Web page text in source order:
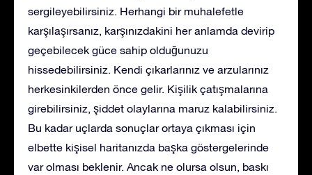
sergileyebilirsiniz. Herhangi bir muhalefetle
karşılaşırsanız, karşınızdakini her anlamda devirip
geçebilecek güce sahip olduğunuzu
hissedebilirsiniz. Kendi çıkarlarınız ve arzularınız
herkesinkilerden önce gelir. Kişilik çatışmalarına
girebilirsiniz, şiddet olaylarına maruz kalabilirsiniz.
Bu kadar uçlarda sonuçlar ortaya çıkması için
elbette kişisel haritanızda başka göstergelerinde
var olması beklenir. Ancak ne olursa olsun, baskı